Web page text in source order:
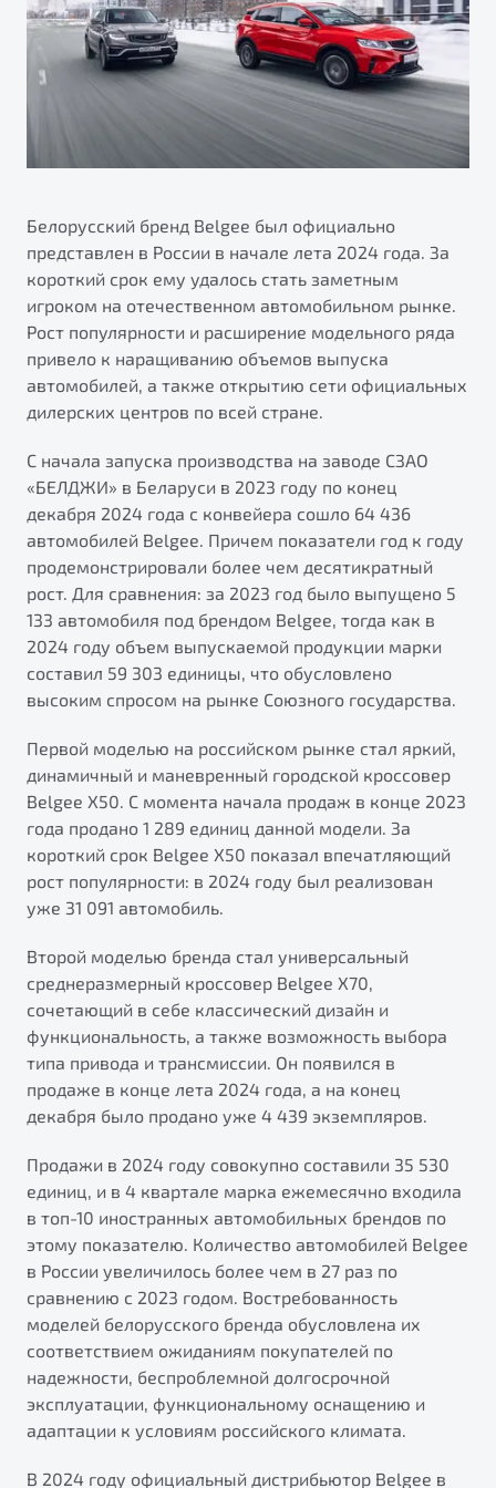
S50
Элегантный и практичный седан
от 1 699 990 ₽*
Обзор В наличии
X70
Универсальный кроссовер
от 2 499 990 ₽*
Обзор В наличии
Автокредит
Трейд-ин
Расчет КАСКО
Узнайте о специальных выгодах при покупке
автомобиля Belgee
Подробно
Автомобили в наличии
Тест-драйв
Автокредит
Спецпредложения
ПОДДЕРЖКА
Гарантия Belgee
Belgee Клуб
Реферальная программа
Клиентская поддержка
Помощь на дорогах
Будьте еще более уверены на дорогах с программой
"Помощь на дорогах"
Преимущества программы
Запись на сервис
Калькулятор ТО
Клиентская поддержка
О дилерском центре
Правовая информация
Белорусский бренд Belgee был официально
представлен в России в начале лета 2024 года. За
короткий срок ему удалось стать заметным
игроком на отечественном автомобильном рынке.
Рост популярности и расширение модельного ряда
привело к наращиванию объемов выпуска
автомобилей, а также открытию сети официальных
дилерских центров по всей стране.
С начала запуска производства на заводе СЗАО
«БЕЛДЖИ» в Беларуси в 2023 году по конец
декабря 2024 года с конвейера сошло 64 436
автомобилей Belgee. Причем показатели год к году
продемонстрировали более чем десятикратный
рост. Для сравнения: за 2023 год было выпущено 5
133 автомобиля под брендом Belgee, тогда как в
2024 году объем выпускаемой продукции марки
составил 59 303 единицы, что обусловлено
высоким спросом на рынке Союзного государства.
Первой моделью на российском рынке стал яркий,
динамичный и маневренный городской кроссовер
Belgee X50. С момента начала продаж в конце 2023
года продано 1 289 единиц данной модели. За
короткий срок Belgee X50 показал впечатляющий
рост популярности: в 2024 году был реализован
уже 31 091 автомобиль.
Второй моделью бренда стал универсальный
среднеразмерный кроссовер Belgee X70,
сочетающий в себе классический дизайн и
функциональность, а также возможность выбора
типа привода и трансмиссии. Он появился в
продаже в конце лета 2024 года, а на конец
декабря было продано уже 4 439 экземпляров.
Продажи в 2024 году совокупно составили 35 530
единиц, и в 4 квартале марка ежемесячно входила
в топ-10 иностранных автомобильных брендов по
этому показателю. Количество автомобилей Belgee
в России увеличилось более чем в 27 раз по
сравнению с 2023 годом. Востребованность
моделей белорусского бренда обусловлена их
соответствием ожиданиям покупателей по
надежности, беспроблемной долгосрочной
эксплуатации, функциональному оснащению и
адаптации к условиям российского климата.
В 2024 году официальный дистрибьютор Belgee в